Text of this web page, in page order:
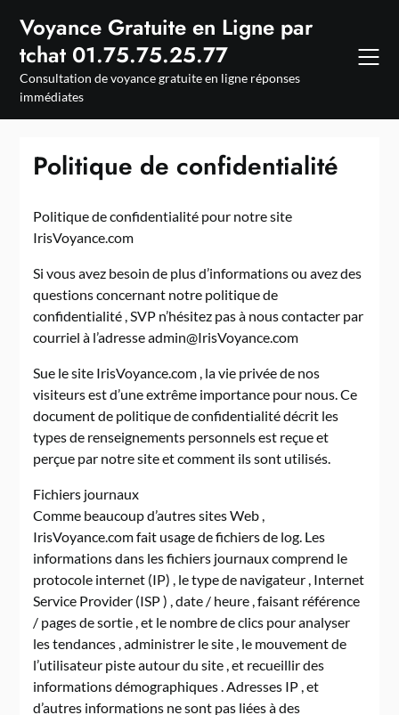
content
Voyance Gratuite en Ligne par
tchat 01.75.75.25.77
Consultation de voyance gratuite en ligne réponses
immédiates
Politique de confidentialité
Politique de confidentialité pour notre site
IrisVoyance.com
Si vous avez besoin de plus d’informations ou avez des
questions concernant notre politique de
confidentialité , SVP n’hésitez pas à nous contacter par
courriel à l’adresse admin@IrisVoyance.com
Sue le site IrisVoyance.com , la vie privée de nos
visiteurs est d’une extrême importance pour nous. Ce
document de politique de confidentialité décrit les
types de renseignements personnels est reçue et
perçue par notre site et comment ils sont utilisés.
Fichiers journaux
Comme beaucoup d’autres sites Web ,
IrisVoyance.com fait usage de fichiers de log. Les
informations dans les fichiers journaux comprend le
protocole internet (IP) , le type de navigateur , Internet
Service Provider (ISP ) , date / heure , faisant référence
/ pages de sortie , et le nombre de clics pour analyser
les tendances , administrer le site , le mouvement de
l’utilisateur piste autour du site , et recueillir des
informations démographiques . Adresses IP , et
d’autres informations ne sont pas liées à des